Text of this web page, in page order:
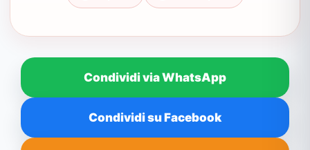
Condividi via WhatsApp
Condividi su Facebook